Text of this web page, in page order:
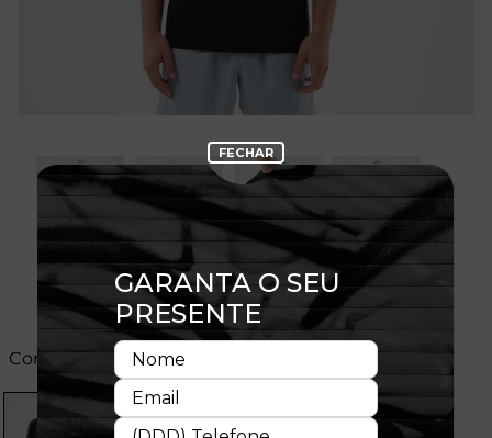
Cores: